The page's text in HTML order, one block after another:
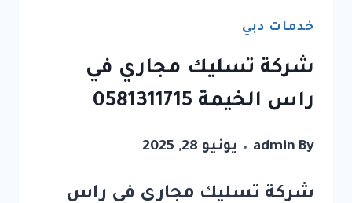
خدمات دبي
شركة تسليك مجاري في
راس الخيمة 0581311715
By
admin يونيو 28, 2025
شركة تسليك مجاري في راس